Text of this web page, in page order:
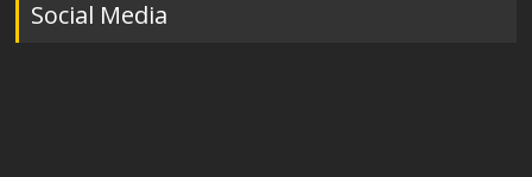
Social Media